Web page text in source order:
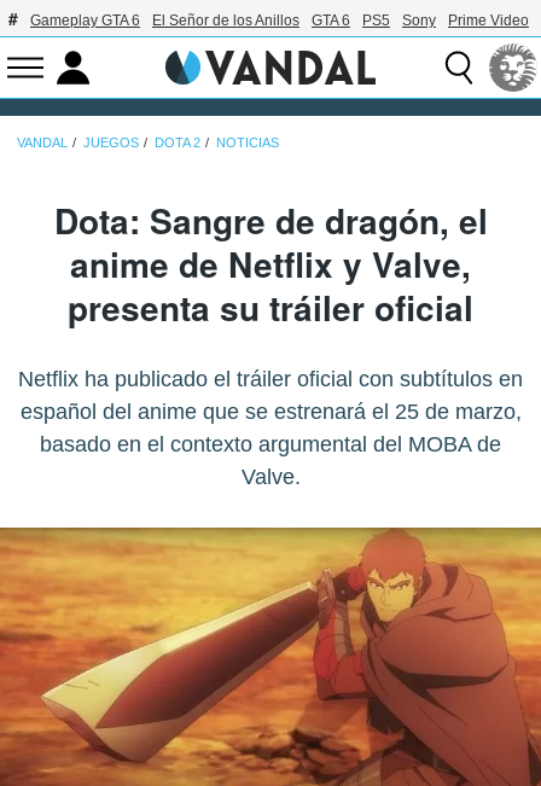
Gameplay GTA 6 El Señor de los Anillos GTA 6 PS5 Sony Prime Video
VANDAL JUEGOS DOTA 2 NOTICIAS
Dota: Sangre de dragón, el
anime de Netflix y Valve,
presenta su tráiler oficial
Netflix ha publicado el tráiler oficial con subtítulos en
español del anime que se estrenará el 25 de marzo,
basado en el contexto argumental del MOBA de
Valve.